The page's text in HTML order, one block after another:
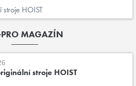
stroje HOIST
PRO MAGAZÍN
stroje HOIST